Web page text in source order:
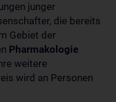
junger
die bereits
Gebiet der
Pharmakologie
weitere
wird an Personen